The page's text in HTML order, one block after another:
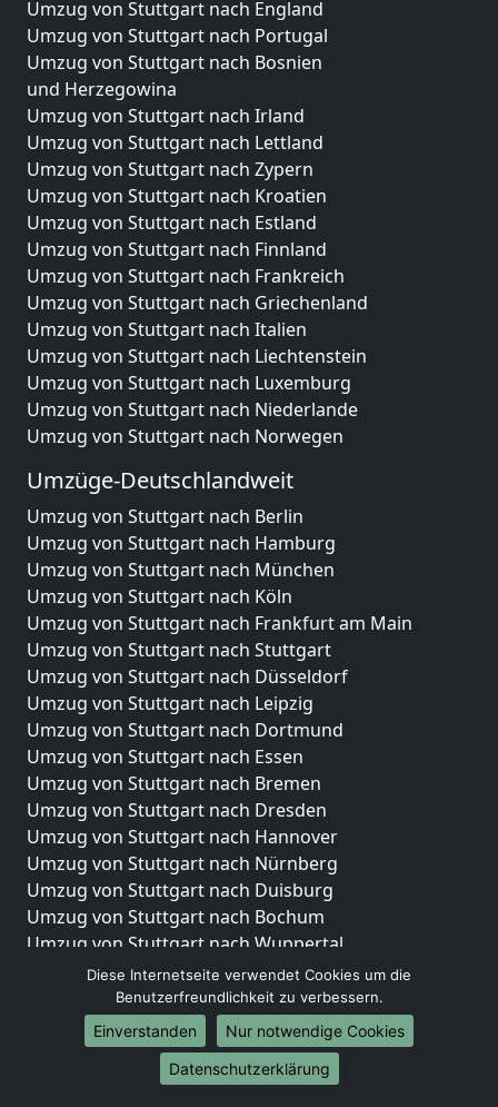
Umzug von Stuttgart nach England
Umzug von Stuttgart nach Portugal
Umzug von Stuttgart nach Bosnien
und Herzegowina
Umzug von Stuttgart nach Irland
Umzug von Stuttgart nach Lettland
Umzug von Stuttgart nach Zypern
Umzug von Stuttgart nach Kroatien
Umzug von Stuttgart nach Estland
Umzug von Stuttgart nach Finnland
Umzug von Stuttgart nach Frankreich
Umzug von Stuttgart nach Griechenland
Umzug von Stuttgart nach Italien
Umzug von Stuttgart nach Liechtenstein
Umzug von Stuttgart nach Luxemburg
Umzug von Stuttgart nach Niederlande
Umzug von Stuttgart nach Norwegen
Umzüge-Deutschlandweit
Umzug von Stuttgart nach Berlin
Umzug von Stuttgart nach Hamburg
Umzug von Stuttgart nach München
Umzug von Stuttgart nach Köln
Umzug von Stuttgart nach Frankfurt am Main
Umzug von Stuttgart nach Stuttgart
Umzug von Stuttgart nach Düsseldorf
Umzug von Stuttgart nach Leipzig
Umzug von Stuttgart nach Dortmund
Umzug von Stuttgart nach Essen
Umzug von Stuttgart nach Bremen
Umzug von Stuttgart nach Dresden
Umzug von Stuttgart nach Hannover
Umzug von Stuttgart nach Nürnberg
Umzug von Stuttgart nach Duisburg
Umzug von Stuttgart nach Bochum
Umzug von Stuttgart nach Wuppertal
Umzug von Stuttgart nach Bielefeld
Umzug von Stuttgart nach Bonn
Umzug von Stuttgart nach Münster
Internationale-Umzüge
Diese Internetseite verwendet Cookies um die
Benutzerfreundlichkeit zu verbessern.
Einverstanden
Nur notwendige Cookies
Datenschutzerklärung